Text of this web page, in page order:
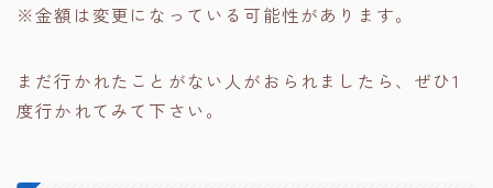
※金額は変更になっている可能性があります。
まだ行かれたことがない人がおられましたら、ぜひ1
度行かれてみて下さい。